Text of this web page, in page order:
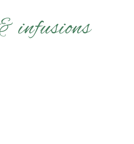
infusions
London
Blanc